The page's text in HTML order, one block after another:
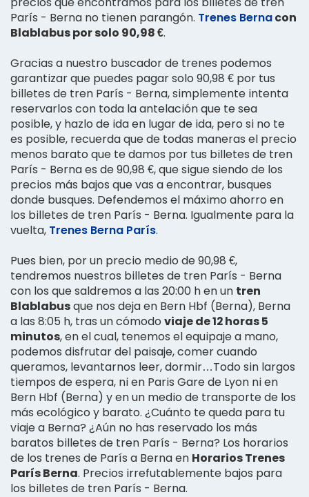
París - Berna no tienen parangón. Trenes Bernacon
Blablabus por solo 90,98 €.
Gracias a nuestro buscador de trenes podemos
garantizar que puedes pagar solo 90,98 € por tus
billetes de tren París - Berna, simplemente intenta
reservarlos con toda la antelación que te sea
posible, y hazlo de ida en lugar de ida, pero si no te
es posible, recuerda que de todas maneras el precio
menos barato que te damos por tus billetes de tren
París - Berna es de 90,98 €, que sigue siendo de los
precios más bajos que vas a encontrar, busques
donde busques. Defendemos el máximo ahorro en
los billetes de tren París - Berna. Igualmente para la
vuelta, Trenes Berna París.
Pues bien, por un precio medio de 90,98 €,
tendremos nuestros billetes de tren París - Berna
con los que saldremos a las 20:00 h en un tren
Blablabusque nos deja en Bern Hbf (Berna), Berna
a las 8:05 h, tras un cómodo viaje de 12 horas 5
minutos, en el cual, tenemos el equipaje a mano,
podemos disfrutar del paisaje, comer cuando
queramos, levantarnos leer, dormir…Todo sin largos
tiempos de espera, ni en Paris Gare de Lyon ni en
Bern Hbf (Berna) y en un medio de transporte de los
más ecológico y barato. ¿Cuánto te queda para tu
viaje a Berna? ¿Aún no has reservado los más
baratos billetes de tren París - Berna? Los horarios
de los trenes de París a Berna en Horarios Trenes
París Berna. Precios irrefutablemente bajos para
los billetes de tren París - Berna.